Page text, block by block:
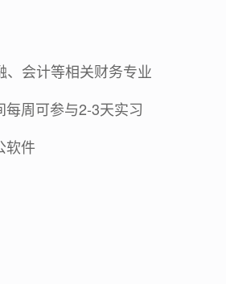
会计等相关财务专业
周可参与2-3天实习
软件